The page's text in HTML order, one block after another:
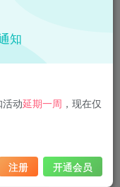
知
动延期一周 ，现在仅
注册 开通会员